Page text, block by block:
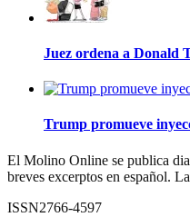
Juez ordena a Donald
Trump promueve
El Molino Online se publica
breves excerptos en español.
ISSN2766-4597